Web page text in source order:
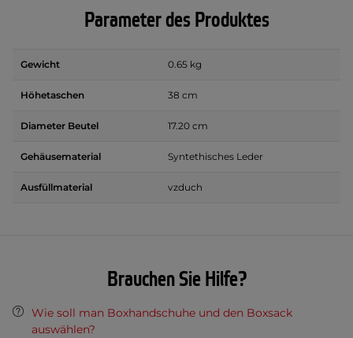
Parameter des Produktes
Gewicht 0.65 kg
Höhetaschen 38 cm
Diameter Beutel 17.20 cm
Gehäusematerial Syntethisches Leder
Ausfüllmaterial vzduch
Brauchen Sie Hilfe?
Wie soll man Boxhandschuhe und den Boxsack
auswählen?